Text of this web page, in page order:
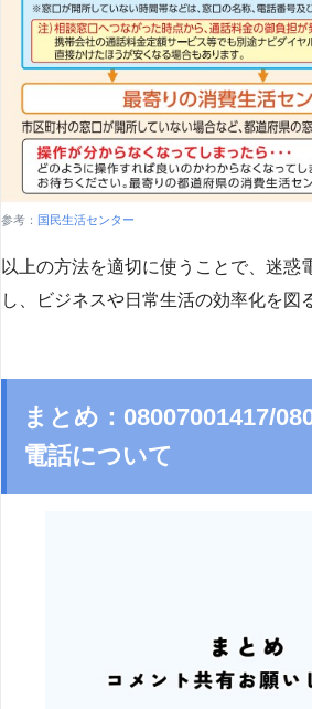
参考： 国民生活センター
以上の方法を適切に使うことで、迷惑
し、ビジネスや日常生活の効率化を図
まとめ：08007001417/
電話について